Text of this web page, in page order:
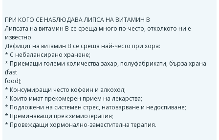
ПРИ КОГО СЕ НАБЛЮДАВА ЛИПСА НА ВИТАМИН B
Липсата на витамин B се среща много по-често, отколкото ни е
известно.
Дефицит на витамин B се среща най-често при хора:
* С небалансирано хранене;
* Приемащи големи количества захар, полуфабрикати, бърза храна
(fast
food);
* Консумиращи често кофеин и алкохол;
* Които имат прекомерен прием на лекарства;
* Подложени на системен стрес, натоварване и недоспиване;
* Преминаващи през химиотерапия;
* Провеждащи хормонално-заместителна терапия.